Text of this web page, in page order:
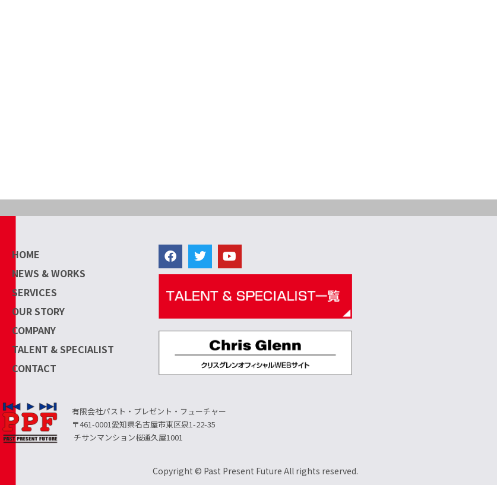
HOME
NEWS & WORKS
SERVICES
OUR STORY
COMPANY
TALENT & SPECIALIST
CONTACT
有限会社パスト・プレゼント・フューチャー
〒461-0001愛知県名古屋市東区泉1-22-35
チサンマンション桜通久屋1001
Copyright © Past Present Future All rights reserved.